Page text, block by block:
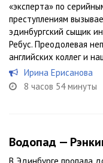
«эксперта» по
преступлениям
эдинбургский сыщик
Ребус. Преодолевая
английских коллег и
Ирина Ерисанова
8 часов 54 минуты
Водопад —